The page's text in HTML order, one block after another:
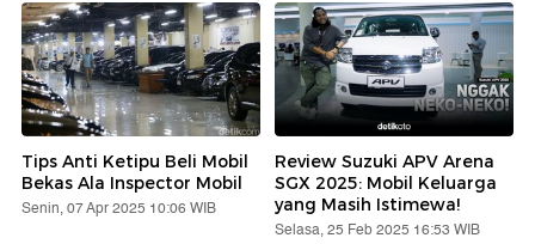
Tips Anti Ketipu Beli Mobil
Bekas Ala Inspector Mobil
Senin, 07 Apr 2025 10:06 WIB
Review Suzuki APV Arena
SGX 2025: Mobil Keluarga
yang Masih Istimewa!
Selasa, 25 Feb 2025 16:53 WIB